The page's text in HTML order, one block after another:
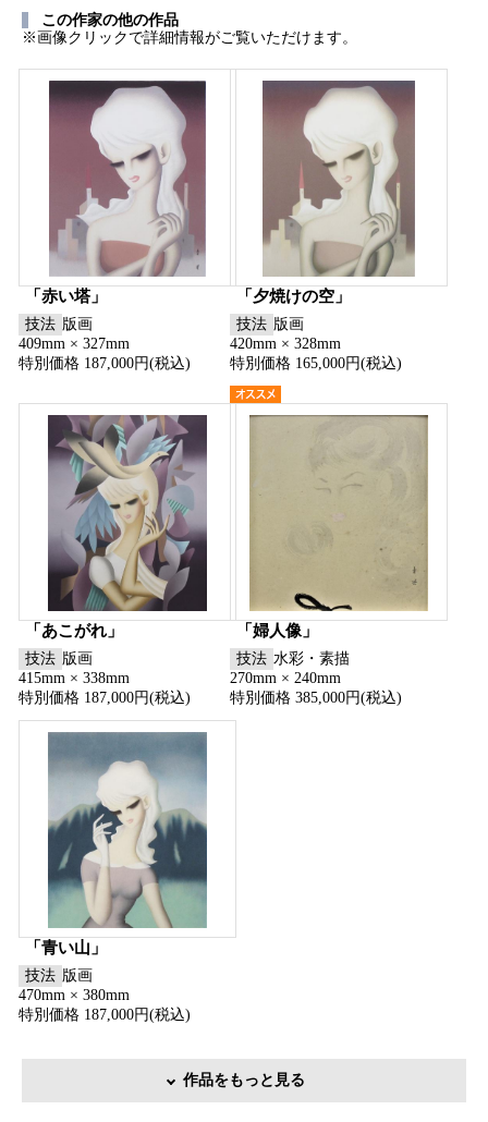
この作家の他の作品
※画像クリックで詳細情報がご覧いただけます。
「赤い塔」
技法 版画
409mm × 327mm
特別価格 187,000円(税込)
「夕焼けの空」
技法 版画
420mm × 328mm
特別価格 165,000円(税込)
「あこがれ」
技法 版画
415mm × 338mm
特別価格 187,000円(税込)
「婦人像」
技法 水彩・素描
270mm × 240mm
特別価格 385,000円(税込)
「青い山」
技法 版画
470mm × 380mm
特別価格 187,000円(税込)
作品をもっと見る